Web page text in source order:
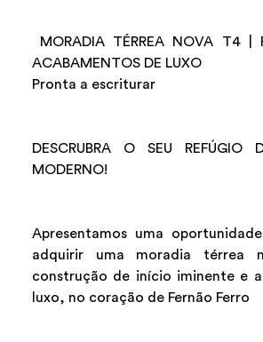
MORADIA TÉRREA NOVA T4 |
ACABAMENTOS DE LUXO
Pronta a escriturar
DESCRUBRA O SEU REFÚGIO
MODERNO!
Apresentamos uma
adquirir uma moradia térrea
construção de início iminente e
luxo, no coração de Fernão Ferro